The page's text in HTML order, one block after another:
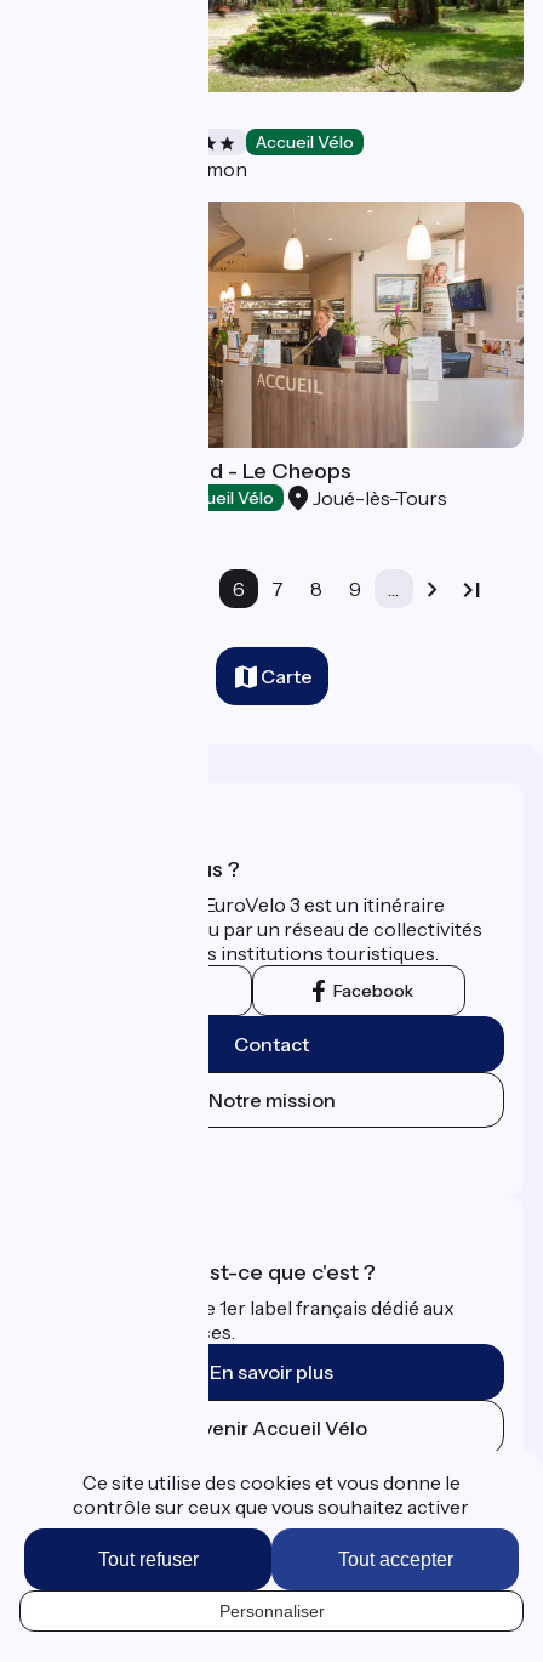
FR
Accueil Vélo
Saint-Pé-Saint-Simon
Brit Hotel Tours Sud - Le Cheops
Accueil Vélo Joué-lès-Tours
6 7 8 9 …
Carte
Qui sommes-nous ?
La Scandibérique-EuroVelo 3 est un itinéraire
développé et promu par un réseau de collectivités
territoriales et leurs institutions touristiques.
Facebook
Contact
Notre mission
Accueil Vélo qu'est-ce que c'est ?
Accueil Vélo c'est le 1er label français dédié aux
cyclistes en vacances.
En savoir plus
Devenir Accueil Vélo
Financé dans le cadre de Destination France
Espace Presse
Données personnelles
Ce site utilise des cookies et vous donne le
contrôle sur ceux que vous souhaitez activer
Tout accepter
Tout refuser
Personnaliser